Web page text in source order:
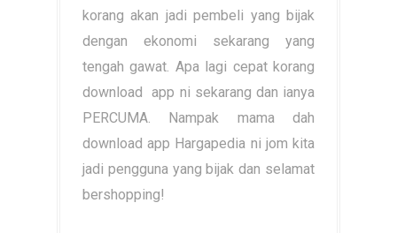
korang akan jadi pembeli yang bijak
dengan ekonomi sekarang yang
tengah gawat. Apa lagi cepat korang
download app ni sekarang dan ianya
PERCUMA. Nampak mama dah
download app Hargapedia ni jom kita
jadi pengguna yang bijak dan selamat
bershopping!